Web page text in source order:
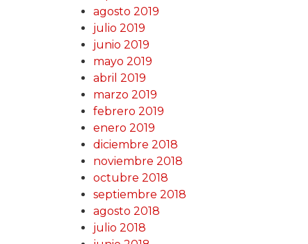
agosto 2019
julio 2019
junio 2019
mayo 2019
abril 2019
marzo 2019
febrero 2019
enero 2019
diciembre 2018
noviembre 2018
octubre 2018
septiembre 2018
agosto 2018
julio 2018